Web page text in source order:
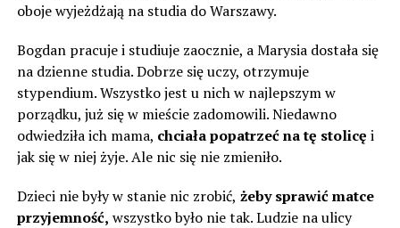
oboje wyjeżdżają na studia do Warszawy.
Bogdan pracuje i studiuje zaocznie, a Marysia dostała się
na dzienne studia. Dobrze się uczy, otrzymuje
stypendium. Wszystko jest u nich w najlepszym w
porządku, już się w mieście zadomowili. Niedawno
odwiedziła ich mama, chciała popatrzeć na tę stolicę i
jak się w niej żyje. Ale nic się nie zmieniło.
Dzieci nie były w stanie nic zrobić, żeby sprawić matce
przyjemność, wszystko było nie tak. Ludzie na ulicy